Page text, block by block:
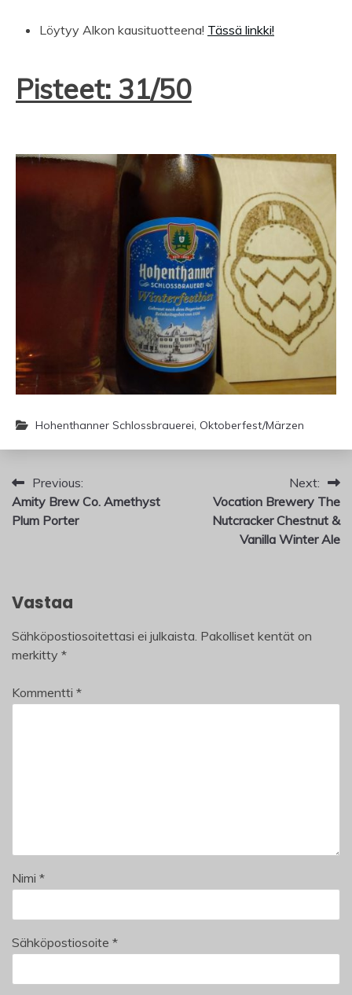
Löytyy Alkon kausituotteena! Tässä linkki!
Pisteet: 31/50
Hohenthanner Schlossbrauerei, Oktoberfest/Märzen
Artikkelien
selaus
Previous:
Amity Brew Co. Amethyst
Plum Porter
Next:
Vocation Brewery The
Nutcracker Chestnut &
Vanilla Winter Ale
Vastaa
Sähköpostiosoitettasi ei julkaista. Pakolliset kentät on
merkitty *
Kommentti *
Nimi *
Sähköpostiosoite *